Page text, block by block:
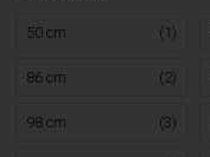
50 cm (1)
86 cm (2)
98 cm (3)